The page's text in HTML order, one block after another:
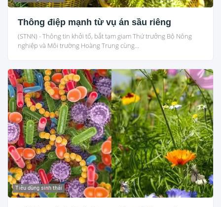
Thông điệp mạnh từ vụ án sầu riêng
(STNN) - Thông tin khởi tố, bắt tạm giam Thứ trưởng Bộ Nông
nghiệp và Môi trường Hoàng Trung cùng...
Tiêu dùng sinh thái